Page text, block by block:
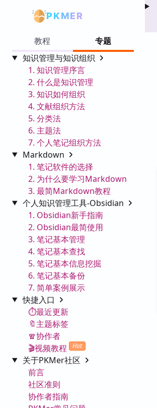
PKMER
教程
专题
知识管理与知识组织
1. 知识管理序言
2. 什么是知识管理
3. 知识如何组织
4. 文献组织方法
5. 分类法
6. 主题法
7. 个人笔记组织方法
Markdown
1. 笔记软件的选择
2. 为什么要学习Markdown
3. 最简Markdown教程
个人知识管理工具-Obsidian
1. Obsidian新手指南
2. Obsidian最简使用
3. 笔记基本管理
4. 笔记基本查找
5. 笔记基本信息挖掘
6. 笔记基本备份
7. 简单案例展示
快捷入口
⏱️最近更新
🔖主题标签
🧣协作者
🎬视频教程
Hot
关于PKMer社区
前言
社区准则
协作者指南